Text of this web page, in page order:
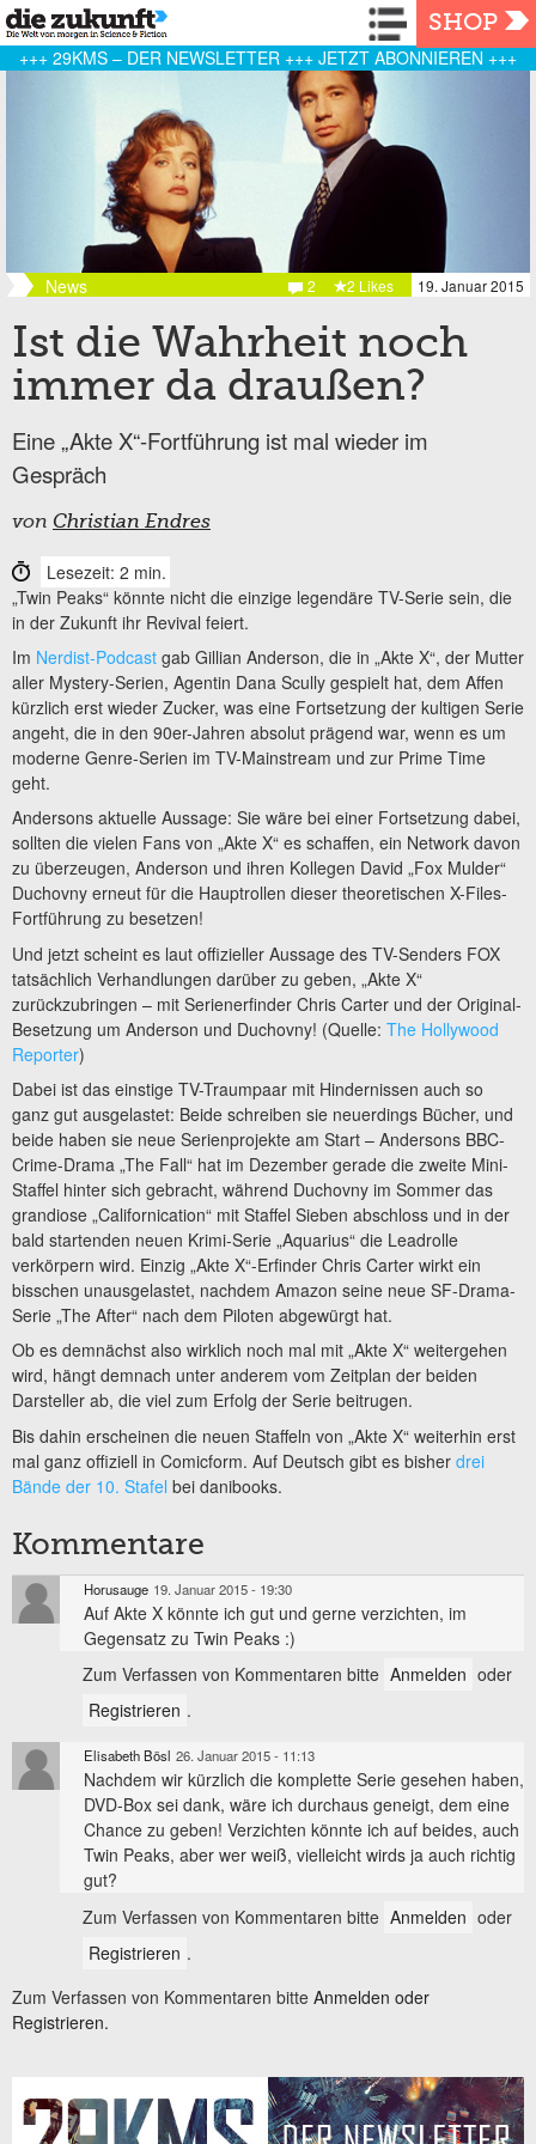
Navigation
SHOP
+++ 29KMS – DER NEWSLETTER +++ JETZT ABONNIEREN +++
News 19. Januar 2015
2 Likes
2
Ist die Wahrheit noch
immer da draußen?
Eine „Akte X“-Fortführung ist mal wieder im
Gespräch
von Christian Endres
Lesezeit: 2 min.
„Twin Peaks“ könnte nicht die einzige legendäre TV-Serie sein, die
in der Zukunft ihr Revival feiert.
Im Nerdist-Podcast gab Gillian Anderson, die in „Akte X“, der Mutter
aller Mystery-Serien, Agentin Dana Scully gespielt hat, dem Affen
kürzlich erst wieder Zucker, was eine Fortsetzung der kultigen Serie
angeht, die in den 90er-Jahren absolut prägend war, wenn es um
moderne Genre-Serien im TV-Mainstream und zur Prime Time
geht.
Andersons aktuelle Aussage: Sie wäre bei einer Fortsetzung dabei,
sollten die vielen Fans von „Akte X“ es schaffen, ein Network davon
zu überzeugen, Anderson und ihren Kollegen David „Fox Mulder“
Duchovny erneut für die Hauptrollen dieser theoretischen X-Files-
Fortführung zu besetzen!
Und jetzt scheint es laut offizieller Aussage des TV-Senders FOX
tatsächlich Verhandlungen darüber zu geben, „Akte X“
zurückzubringen – mit Serienerfinder Chris Carter und der Original-
Besetzung um Anderson und Duchovny! (Quelle: The Hollywood
Reporter)
Dabei ist das einstige TV-Traumpaar mit Hindernissen auch so
ganz gut ausgelastet: Beide schreiben sie neuerdings Bücher, und
beide haben sie neue Serienprojekte am Start – Andersons BBC-
Crime-Drama „The Fall“ hat im Dezember gerade die zweite Mini-
Staffel hinter sich gebracht, während Duchovny im Sommer das
grandiose „Californication“ mit Staffel Sieben abschloss und in der
bald startenden neuen Krimi-Serie „Aquarius“ die Leadrolle
verkörpern wird. Einzig „Akte X“-Erfinder Chris Carter wirkt ein
bisschen unausgelastet, nachdem Amazon seine neue SF-Drama-
Serie „The After“ nach dem Piloten abgewürgt hat.
Ob es demnächst also wirklich noch mal mit „Akte X“ weitergehen
wird, hängt demnach unter anderem vom Zeitplan der beiden
Darsteller ab, die viel zum Erfolg der Serie beitrugen.
Bis dahin erscheinen die neuen Staffeln von „Akte X“ weiterhin erst
mal ganz offiziell in Comicform. Auf Deutsch gibt es bisher drei
Bände der 10. Stafel bei danibooks.
Kommentare
Horusauge 19. Januar 2015 - 19:30
Auf Akte X könnte ich gut und gerne verzichten, im
Gegensatz zu Twin Peaks :)
Zum Verfassen von Kommentaren bitte Anmelden oder
Registrieren .
Elisabeth Bösl 26. Januar 2015 - 11:13
Nachdem wir kürzlich die komplette Serie gesehen haben,
DVD-Box sei dank, wäre ich durchaus geneigt, dem eine
Chance zu geben! Verzichten könnte ich auf beides, auch
Twin Peaks, aber wer weiß, vielleicht wirds ja auch richtig
gut?
Zum Verfassen von Kommentaren bitte Anmelden oder
Registrieren .
Zum Verfassen von Kommentaren bitte Anmelden oder
Registrieren.